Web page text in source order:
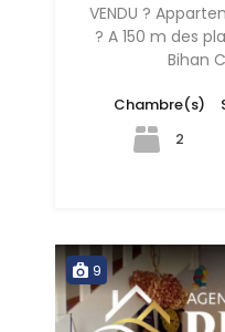
VENDU ?
? A 150 m des
Bihan
Chambre(s)
2
9